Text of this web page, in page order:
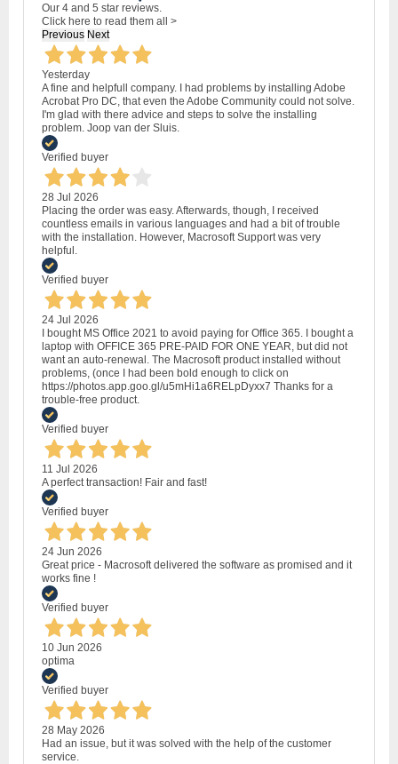
Our 4 and 5 star reviews.
Click here to read them all >
Previous Next
Yesterday
A fine and helpfull company. I had problems by installing Adobe
Acrobat Pro DC, that even the Adobe Community could not solve.
I'm glad with there advice and steps to solve the installing
problem. Joop van der Sluis.
Verified buyer
28 Jul 2026
Placing the order was easy. Afterwards, though, I received
countless emails in various languages and had a bit of trouble
with the installation. However, Macrosoft Support was very
helpful.
Verified buyer
24 Jul 2026
I bought MS Office 2021 to avoid paying for Office 365. I bought a
laptop with OFFICE 365 PRE-PAID FOR ONE YEAR, but did not
want an auto-renewal. The Macrosoft product installed without
problems, (once I had been bold enough to click on
https://photos.app.goo.gl/u5mHi1a6RELpDyxx7 Thanks for a
trouble-free product.
Verified buyer
11 Jul 2026
A perfect transaction! Fair and fast!
Verified buyer
24 Jun 2026
Great price - Macrosoft delivered the software as promised and it
works fine !
Verified buyer
10 Jun 2026
optima
Verified buyer
28 May 2026
Had an issue, but it was solved with the help of the customer
service.